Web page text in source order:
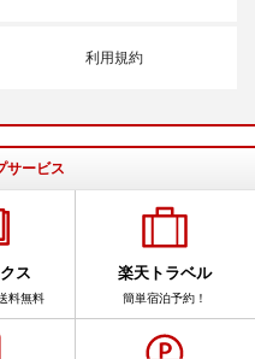
利用規約
サービス
ス
料無料
楽天トラベル
簡単宿泊予約！